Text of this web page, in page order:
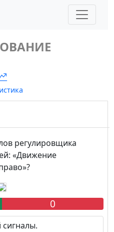
регулировщика
«Движение
0